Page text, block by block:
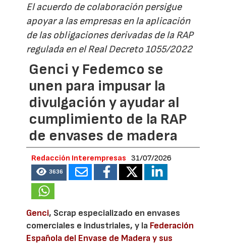
El acuerdo de colaboración persigue
apoyar a las empresas en la aplicación
de las obligaciones derivadas de la RAP
regulada en el Real Decreto 1055/2022
Genci y Fedemco se
unen para impusar la
divulgación y ayudar al
cumplimiento de la RAP
de envases de madera
Redacción Interempresas 31/07/2026
3636
Genci, Scrap especializado en envases
comerciales e industriales, y la Federación
Española del Envase de Madera y sus